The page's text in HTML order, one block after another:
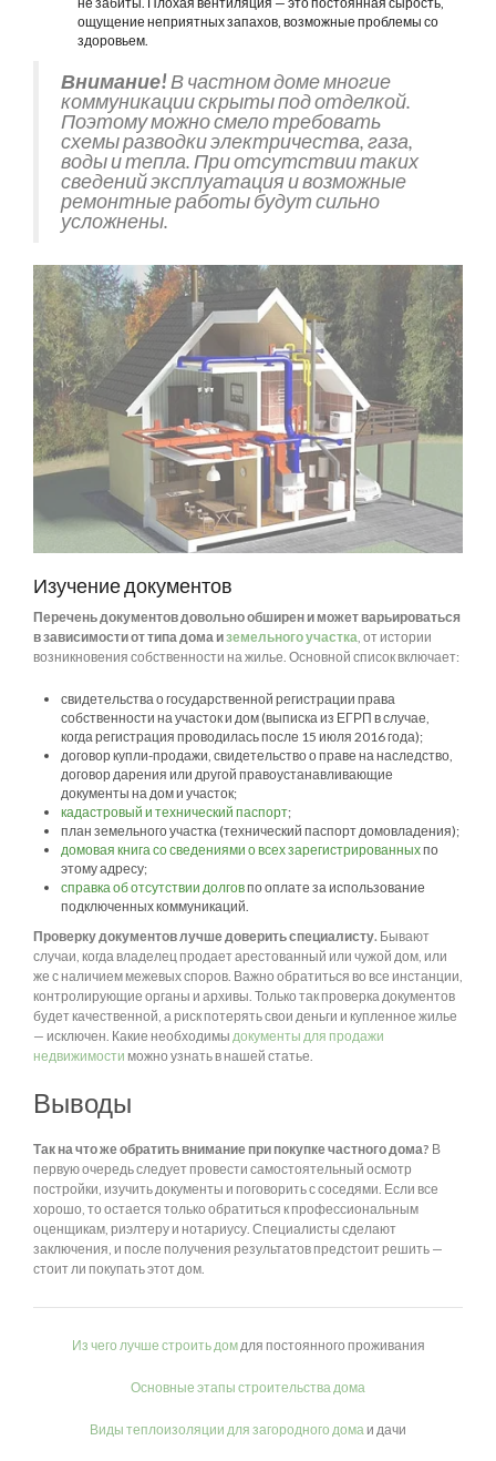
ощущение неприятных запахов, возможные проблемы со
здоровьем.
Внимание!В частном доме многие
коммуникации скрыты под отделкой.
Поэтому можно смело требовать
схемы разводки электричества, газа,
воды и тепла. При отсутствии таких
сведений эксплуатация и возможные
ремонтные работы будут сильно
усложнены.
Изучение документов
Перечень документов довольно обширен и может варьироваться
в зависимости от типа дома иземельного участка , от истории
возникновения собственности на жилье. Основной список включает:
свидетельства о государственной регистрации права
собственности на участок и дом (выписка из ЕГРП в случае,
когда регистрация проводилась после 15 июля 2016 года);
договор купли-продажи, свидетельство о праве на наследство,
договор дарения или другой правоустанавливающие
документы на дом и участок;
кадастровый и технический паспорт;
план земельного участка (технический паспорт домовладения);
домовая книга со сведениями о всех зарегистрированныхпо
этому адресу;
справка об отсутствии долговпо оплате за использование
подключенных коммуникаций.
Проверку документов лучше доверить специалисту. Бывают
случаи, когда владелец продает арестованный или чужой дом, или
же с наличием межевых споров. Важно обратиться во все инстанции,
контролирующие органы и архивы. Только так проверка документов
будет качественной, а риск потерять свои деньги и купленное жилье
— исключен. Какие необходимы документы для продажи
недвижимости можно узнать в нашей статье.
Выводы
Так на что же обратить внимание при покупке частного дома? В
первую очередь следует провести самостоятельный осмотр
постройки, изучить документы и поговорить с соседями. Если все
хорошо, то остается только обратиться к профессиональным
оценщикам, риэлтеру и нотариусу. Специалисты сделают
заключения, и после получения результатов предстоит решить —
стоит ли покупать этот дом.
Из чего лучше строить домдля постоянного проживания
Основные этапы строительства дома
Виды теплоизоляции для загородного дома и дачи